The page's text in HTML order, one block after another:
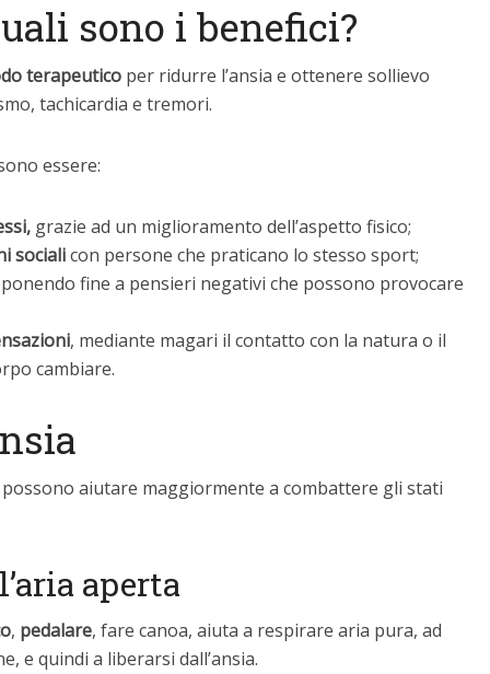
sono i benefici?
terapeutico per ridurre l’ansia e ottenere sollievo
tachicardia e tremori.
essere:
grazie ad un miglioramento dell’aspetto fisico;
socialicon persone che praticano lo stesso sport;
fine a pensieri negativi che possono provocare
, mediante magari il contatto con la natura o il
cambiare.
aiutare maggiormente a combattere gli stati
aperta
, pedalare, fare canoa, aiuta a respirare aria pura, ad
e quindi a liberarsi dall’ansia.